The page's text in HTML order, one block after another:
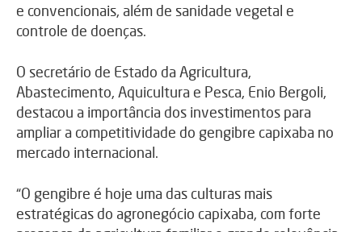
e convencionais, além de sanidade vegetal e
controle de doenças.
O secretário de Estado da Agricultura,
Abastecimento, Aquicultura e Pesca, Enio Bergoli,
destacou a importância dos investimentos para
ampliar a competitividade do gengibre capixaba no
mercado internacional.
“O gengibre é hoje uma das culturas mais
estratégicas do agronegócio capixaba, com forte